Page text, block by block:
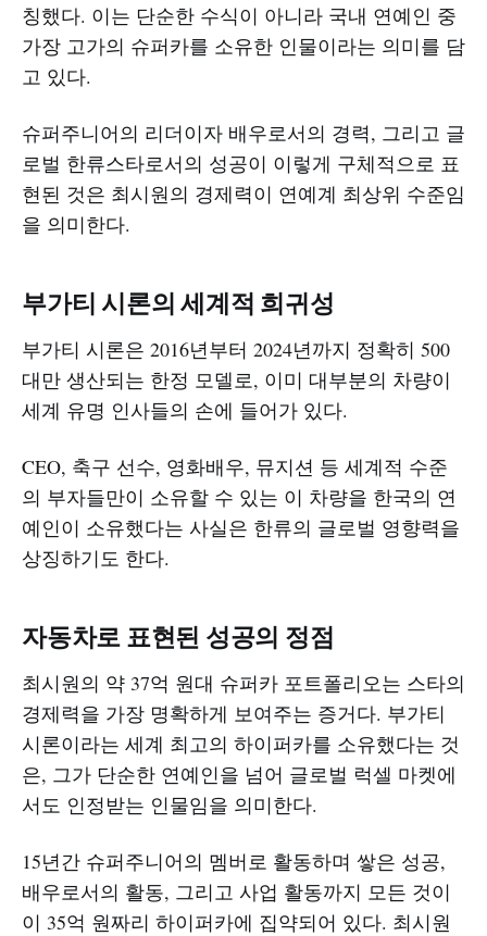
칭했다. 이는 단순한 수식이 아니라 국내 연예인 중
가장 고가의 슈퍼카를 소유한 인물이라는 의미를 담
고 있다.
슈퍼주니어의 리더이자 배우로서의 경력, 그리고 글
로벌 한류스타로서의 성공이 이렇게 구체적으로 표
현된 것은 최시원의 경제력이 연예계 최상위 수준임
을 의미한다.
부가티 시론의 세계적 희귀성
부가티 시론은 2016년부터 2024년까지 정확히 500
대만 생산되는 한정 모델로, 이미 대부분의 차량이
세계 유명 인사들의 손에 들어가 있다.
CEO, 축구 선수, 영화배우, 뮤지션 등 세계적 수준
의 부자들만이 소유할 수 있는 이 차량을 한국의 연
예인이 소유했다는 사실은 한류의 글로벌 영향력을
상징하기도 한다.
자동차로 표현된 성공의 정점
최시원의 약 37억 원대 슈퍼카 포트폴리오는 스타의
경제력을 가장 명확하게 보여주는 증거다. 부가티
시론이라는 세계 최고의 하이퍼카를 소유했다는 것
은, 그가 단순한 연예인을 넘어 글로벌 럭셀 마켓에
서도 인정받는 인물임을 의미한다.
15년간 슈퍼주니어의 멤버로 활동하며 쌓은 성공,
배우로서의 활동, 그리고 사업 활동까지 모든 것이
이 35억 원짜리 하이퍼카에 집약되어 있다. 최시원